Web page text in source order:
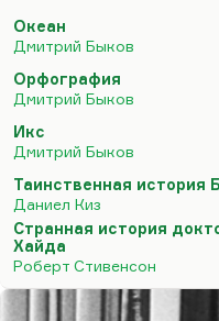
то, что человечество
уже не рас, а
друг с другом
содержание
большое откровение,
время, как вы
лет) и о котором он
Человечество не
Стругацкие…
Океан
Дмитрий Быков
Орфография
Дмитрий Быков
Икс
Дмитрий Быков
Таинственная история
Даниел Киз
Странная история
Хайда
Роберт Стивенсон